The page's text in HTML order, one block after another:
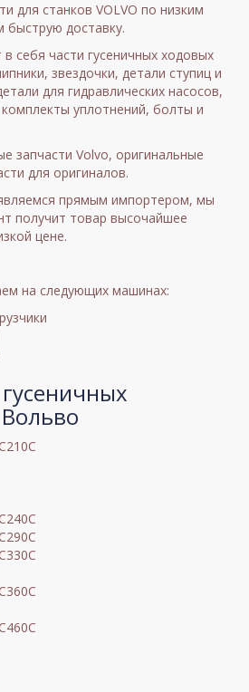
для станков VOLVO по низким
доставку.
себя части гусеничных ходовых
звездочки, детали ступиц и
для гидравлических насосов,
уплотнений, болты и
запчасти Volvo, оригинальные
для оригиналов.
прямым импортером, мы
получит товар высочайшее
цене.
на следующих машинах: